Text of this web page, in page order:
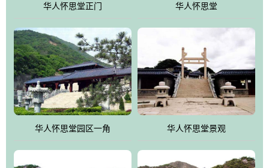
伴，与祖宗同眠，他（她）们的思想与品德与山河同在，与日月同
辉。
怀思堂作为豪华室内骨灰存放处，将干支纪年、五行相生相克、天
人合一、太极八卦、生辰八字及生肖等有机结合到历史文化中。一
厅七千个福位分十二小区，按十二地支命名。客户选位，可依据生
肖、八字、时辰亦可参考地理方位、职业、兴趣爱好等等。堂中是
地宫陵寝式的，入口楹联选材于著名田园诗人陶渊明"亲戚或余悲，
他人亦已歌，死后何所道，托体同山阿"中的后两句。反应了回归大
雀，后玄武"的四大吉祥物铜雕挂件。
华人怀思堂正门 华人怀思堂
华人怀思堂园区一角 华人怀思堂景观